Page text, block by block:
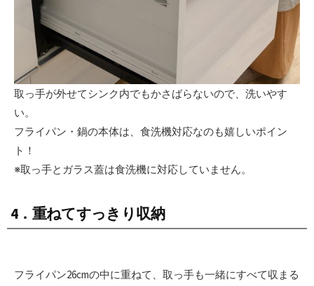
取っ手が外せてシンク内でもかさばらないので、洗いやす
い。
フライパン・鍋の本体は、食洗機対応なのも嬉しいポイン
ト！
※取っ手とガラス蓋は食洗機に対応していません。
4．重ねてすっきり収納
フライパン26cmの中に重ねて、取っ手も一緒にすべて収まる